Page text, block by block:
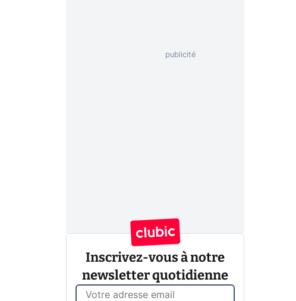
Inscrivez-vous à notre
newsletter quotidienne